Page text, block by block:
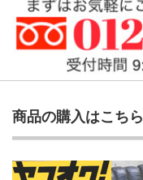
商品の購入はこちら